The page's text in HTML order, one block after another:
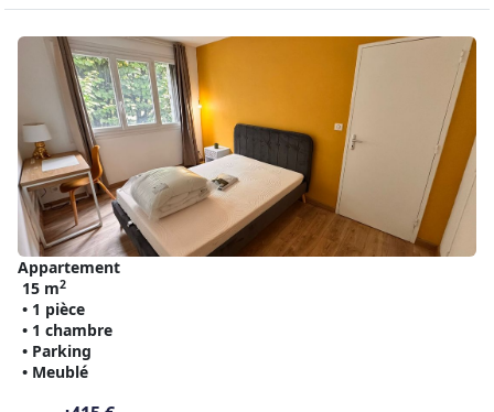
Appartement
15 m2
• 1 pièce
• 1 chambre
• Parking
• Meublé